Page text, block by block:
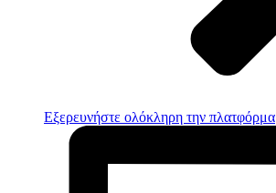
Εξερευνήστε ολόκληρη την πλατφόρμα